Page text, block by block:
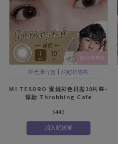
滿3件享折扣
許光漢代言｜純慾初戀款
MI TESORO 蜜緹彩色日拋10片裝-
悸動 Throbbing Cafe
$449
加入配送單